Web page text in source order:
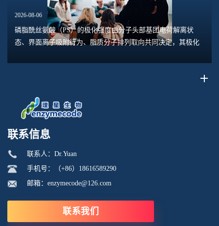
2026-08-06
磷脂酰丝氨酸（PS）的极化强度由分子头部基团电荷解离状
态、界面离子吸附行为、脂质分子排列取向共同决定，其极化
联系信息
联系人：Dr.Yuan
手机号：（+86）18616589290
邮箱：enzymecode@126.com
联系我们